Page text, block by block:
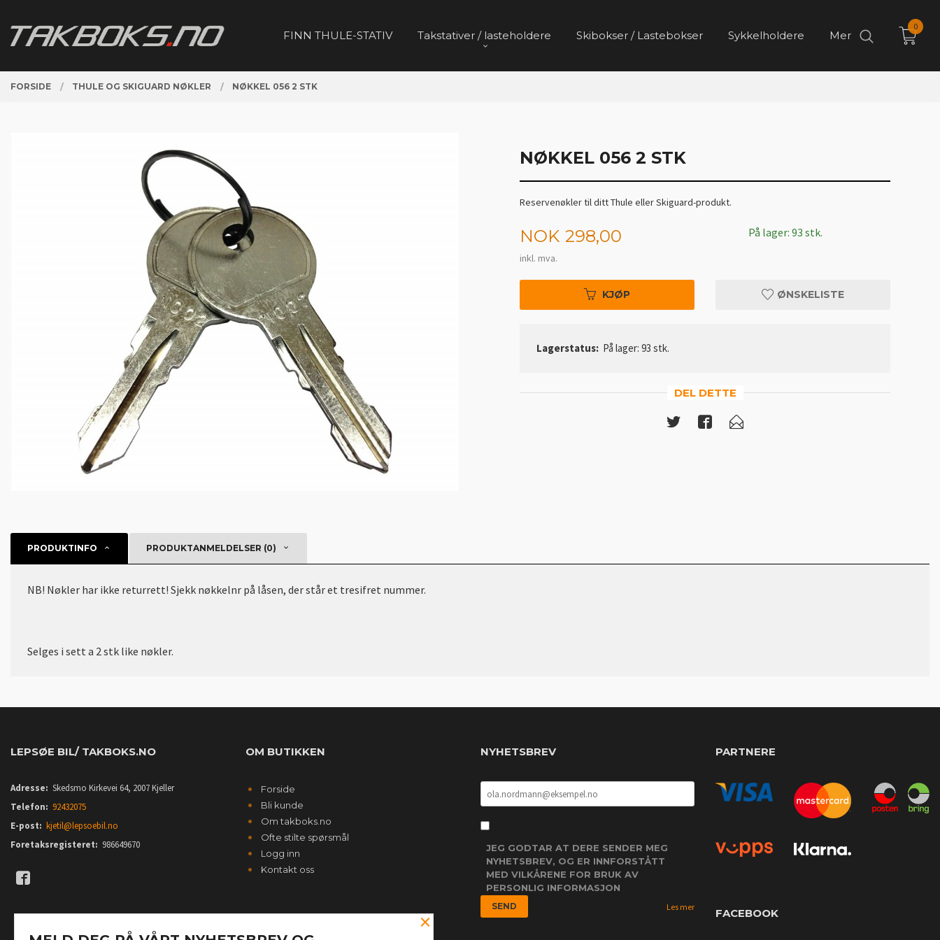
innholdet
FINN THULE-STATIV Takstativer / lasteholdere Skibokser / Lastebokser Sykkelholdere Mer
0
FORSIDE THULE OG SKIGUARD NØKLER NØKKEL 056 2 STK
NØKKEL 056 2 STK
Reservenøkler til ditt Thule eller Skiguard-produkt.
Pris
NOK 298,00
inkl. mva.
På lager: 93 stk.
KJØP ØNSKELISTE
Lagerstatus: På lager: 93 stk.
DEL DETTE
PRODUKTINFO PRODUKTANMELDELSER (0)
NB! Nøkler har ikke returrett! Sjekk nøkkelnr på låsen, der står et tresifret nummer.
Selges i sett a 2 stk like nøkler.
LEPSØE BIL/ TAKBOKS.NO
Adresse: Skedsmo Kirkevei 64, 2007 Kjeller
Telefon: 92432075
E-post: kjetil@lepsoebil.no
Foretaksregisteret: 986649670
OM BUTIKKEN
Forside
Bli kunde
Om takboks.no
Ofte stilte spørsmål
Logg inn
Kontakt oss
NYHETSBREV
JEG GODTAR AT DERE SENDER MEG
NYHETSBREV, OG ER INNFORSTÅTT
MED VILKÅRENE FOR BRUK AV
PERSONLIG INFORMASJON
Les mer
PARTNERE
FACEBOOK
×